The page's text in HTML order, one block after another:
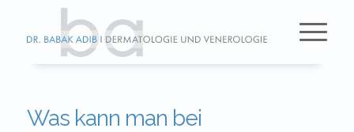
Was kann man bei